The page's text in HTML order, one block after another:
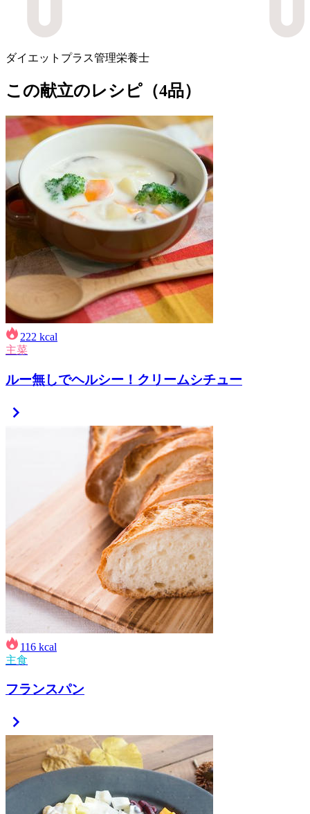
ダイエットプラス管理栄養士
この献立のレシピ（4品）
222 kcal
主菜
ルー無しでヘルシー！クリームシチュー
116 kcal
主食
フランスパン